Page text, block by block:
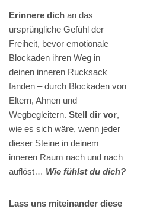
Erinnere dich an das
ursprüngliche Gefühl der
Freiheit, bevor emotionale
Blockaden ihren Weg in
deinen inneren Rucksack
fanden – durch Blockaden von
Eltern, Ahnen und
Wegbegleitern. Stell dir vor,
wie es sich wäre, wenn jeder
dieser Steine in deinem
inneren Raum nach und nach
auflöst… Wie fühlst du dich?
Lass uns miteinander diese